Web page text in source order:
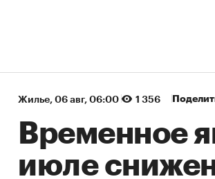
Жилье⁠, 06 авг, 06:00 1 356
Временное
июле